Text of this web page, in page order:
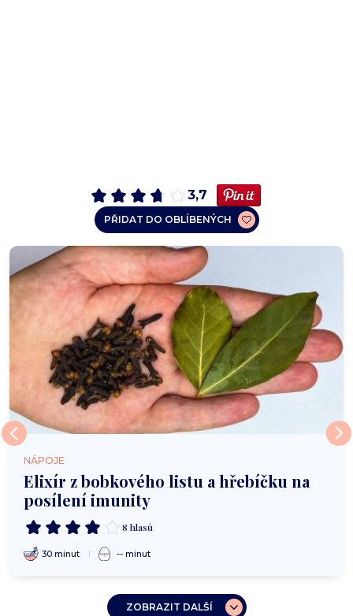
3,7
PŘIDAT DO OBLÍBENÝCH
NÁPOJE
Elixír z bobkového listu a hřebíčku na
posílení imunity
8 hlasů
30 minut -- minut
ZOBRAZIT DALŠÍ